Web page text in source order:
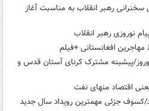
رهبر انقلاب به مناسبت آغاز
نوروزی رهبر انقلاب
افغانستانی +فیلم
پیشینه مشترک کرنای آستان قدس و
اقتصاد منهای نفت
کسوف جزئی مهمترین رویداد سال جدید